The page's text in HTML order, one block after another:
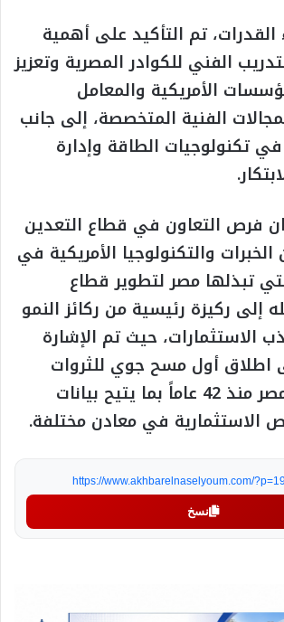
تم التأكيد على أهمية
الفني للكوادر المصرية وتعزيز
الأمريكية والمعامل
الفنية المتخصصة، إلى جانب
تكنولوجيات الطاقة وإدارة
فرص التعاون في قطاع التعدين
والتكنولوجيا الأمريكية في
تبذلها مصر لتطوير قطاع
إلى ركيزة رئيسية من ركائز النمو
الاستثمارات، حيث تم الإشارة
اطلاق أول مسح جوي للثروات
المعدنية في مصر منذ 42 عاماً بما يتيح بيانات
الاستثمارية في معادن مختلفة.
https://www.akhbarelnaselyoum.com/
نسخ